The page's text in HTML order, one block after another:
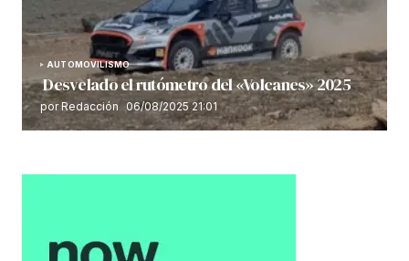
AUTOMOVILISMO
Desvelado el rutómetro del «Volcanes» 2025
por Redacción 06/08/2025 21:01